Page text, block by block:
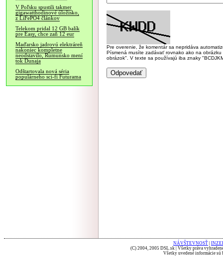
V Poľsku spustili takmer
gigawatthodinové úložisko,
z LiFePO4 článkov
Telekom pridal 12 GB balík
pre Easy, chce zaň 12 eur
Maďarsko jadrovú elektráreň
nakoniec kompletne
neodstavilo, Rumunsko mení
tok Dunaja
Odštartovala nová séria
populárneho sci-fi Futurama
Pre overenie, že komentár sa nepridáva
Písmená musíte zadávať rovnako ako na
obrázok". V texte sa používajú iba znaky
NÁVŠTEVNOSŤ
(C) 2004, 2005 DSL.sk | Všetky práva
Všetky uvedené informácie sú